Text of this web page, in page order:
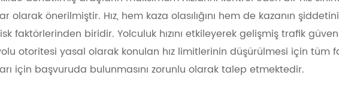
olarak önerilmiştir. Hız, hem kaza olasılığını hem de kazanın
faktörlerinden biridir. Yolculuk hızını etkileyerek gelişmiş trafik
otoritesi yasal olarak konulan hız limitlerinin düşürülmesi için tüm
için başvuruda bulunmasını zorunlu olarak talep etmektedir.